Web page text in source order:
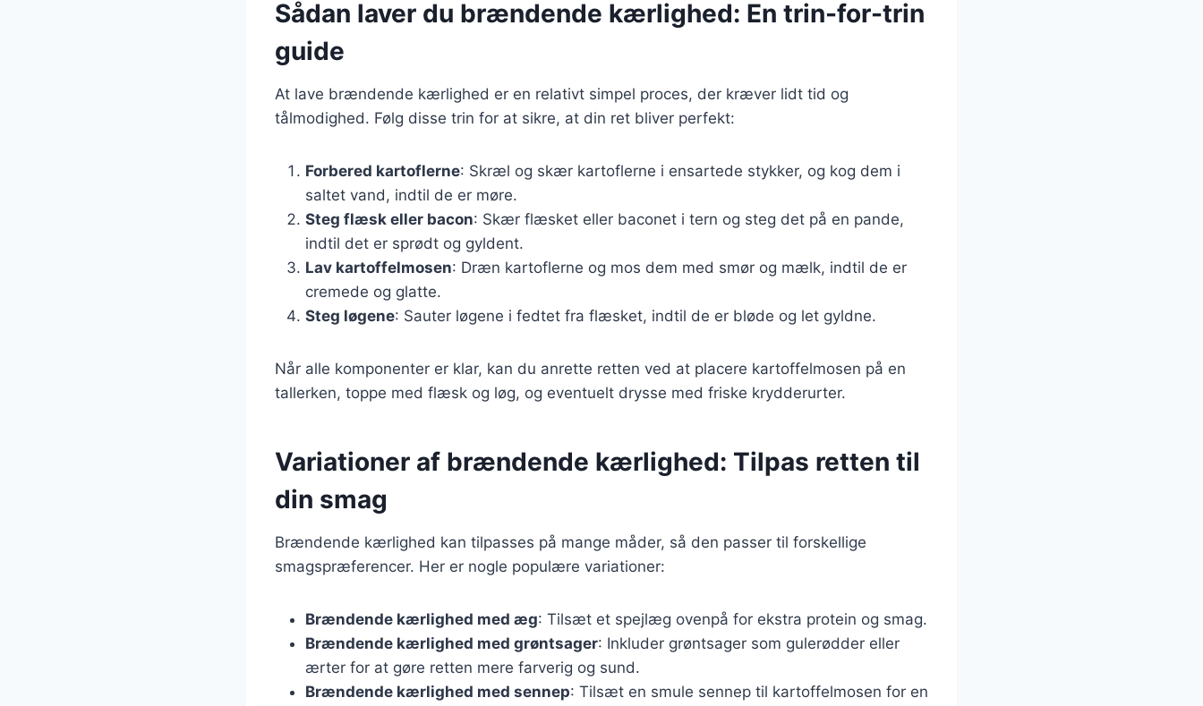
Sådan laver du brændende kærlighed: En trin-for-trin
guide
At lave brændende kærlighed er en relativt simpel proces, der kræver lidt tid og
tålmodighed. Følg disse trin for at sikre, at din ret bliver perfekt:
Forbered kartoflerne: Skræl og skær kartoflerne i ensartede stykker, og kog dem i
saltet vand, indtil de er møre.
Steg flæsk eller bacon: Skær flæsket eller baconet i tern og steg det på en pande,
indtil det er sprødt og gyldent.
Lav kartoffelmosen: Dræn kartoflerne og mos dem med smør og mælk, indtil de er
cremede og glatte.
Steg løgene: Sauter løgene i fedtet fra flæsket, indtil de er bløde og let gyldne.
Når alle komponenter er klar, kan du anrette retten ved at placere kartoffelmosen på en
tallerken, toppe med flæsk og løg, og eventuelt drysse med friske krydderurter.
Variationer af brændende kærlighed: Tilpas retten til
din smag
Brændende kærlighed kan tilpasses på mange måder, så den passer til forskellige
smagspræferencer. Her er nogle populære variationer:
Brændende kærlighed med æg: Tilsæt et spejlæg ovenpå for ekstra protein og smag.
Brændende kærlighed med grøntsager: Inkluder grøntsager som gulerødder eller
ærter for at gøre retten mere farverig og sund.
Brændende kærlighed med sennep: Tilsæt en smule sennep til kartoffelmosen for en